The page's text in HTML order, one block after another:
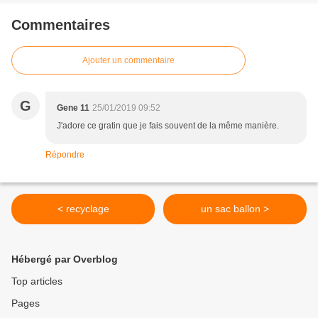
Commentaires
Ajouter un commentaire
G Gene 11 25/01/2019 09:52
J'adore ce gratin que je fais souvent de la même manière.
Répondre
< recyclage un sac ballon >
Hébergé par Overblog
Top articles
Pages